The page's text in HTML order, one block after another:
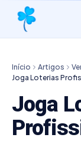
Início Artigos
Joga Loterias
Joga